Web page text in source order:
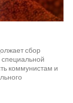
сбор
коммунистам и